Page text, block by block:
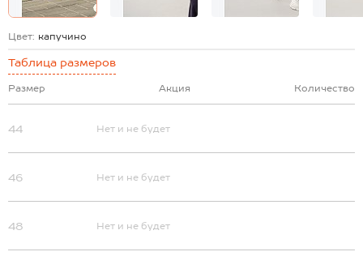
Цвет: капучино
Таблица размеров
Размер Акция Количество
44 Нет и не будет
46 Нет и не будет
48 Нет и не будет